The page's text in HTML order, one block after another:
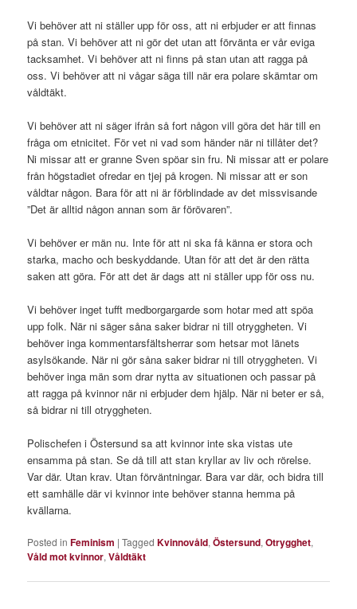
Vi behöver att ni ställer upp för oss, att ni erbjuder er att finnas
på stan. Vi behöver att ni gör det utan att förvänta er vår eviga
tacksamhet. Vi behöver att ni finns på stan utan att ragga på
oss. Vi behöver att ni vågar säga till när era polare skämtar om
våldtäkt.
Vi behöver att ni säger ifrån så fort någon vill göra det här till en
fråga om etnicitet. För vet ni vad som händer när ni tillåter det?
Ni missar att er granne Sven spöar sin fru. Ni missar att er polare
från högstadiet ofredar en tjej på krogen. Ni missar att er son
våldtar någon. Bara för att ni är förblindade av det missvisande
”Det är alltid någon annan som är förövaren”.
Vi behöver er män nu. Inte för att ni ska få känna er stora och
starka, macho och beskyddande. Utan för att det är den rätta
saken att göra. För att det är dags att ni ställer upp för oss nu.
Vi behöver inget tufft medborgargarde som hotar med att spöa
upp folk. När ni säger såna saker bidrar ni till otryggheten. Vi
behöver inga kommentarsfältsherrar som hetsar mot länets
asylsökande. När ni gör såna saker bidrar ni till otryggheten. Vi
behöver inga män som drar nytta av situationen och passar på
att ragga på kvinnor när ni erbjuder dem hjälp. När ni beter er så,
så bidrar ni till otryggheten.
Polischefen i Östersund sa att kvinnor inte ska vistas ute
ensamma på stan. Se då till att stan kryllar av liv och rörelse.
Var där. Utan krav. Utan förväntningar. Bara var där, och bidra till
ett samhälle där vi kvinnor inte behöver stanna hemma på
kvällarna.
Posted in Feminism |Tagged Kvinnovåld,Östersund,Otrygghet,
Våld mot kvinnor,Våldtäkt